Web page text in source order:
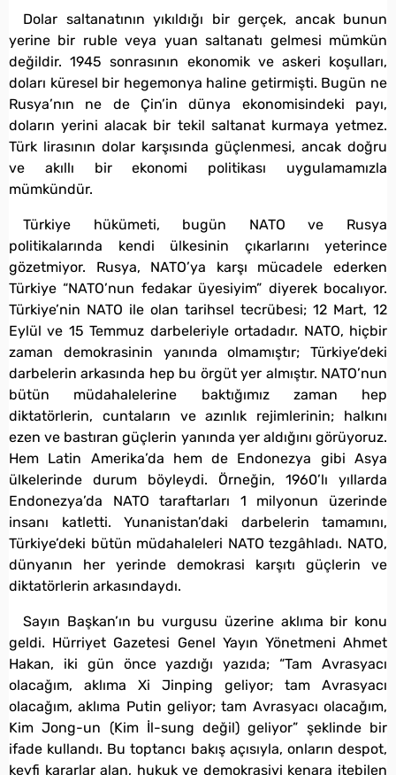
Dolar saltanatının yıkıldığı bir gerçek, ancak bunun
yerine bir ruble veya yuan saltanatı gelmesi mümkün
değildir. 1945 sonrasının ekonomik ve askeri koşulları,
doları küresel bir hegemonya haline getirmişti. Bugün ne
Rusya’nın ne de Çin’in dünya ekonomisindeki payı,
doların yerini alacak bir tekil saltanat kurmaya yetmez.
Türk lirasının dolar karşısında güçlenmesi, ancak doğru
ve akıllı bir ekonomi politikası uygulamamızla
mümkündür.
Türkiye hükümeti, bugün NATO ve Rusya
politikalarında kendi ülkesinin çıkarlarını yeterince
gözetmiyor. Rusya, NATO’ya karşı mücadele ederken
Türkiye “NATO’nun fedakar üyesiyim” diyerek bocalıyor.
Türkiye’nin NATO ile olan tarihsel tecrübesi; 12 Mart, 12
Eylül ve 15 Temmuz darbeleriyle ortadadır. NATO, hiçbir
zaman demokrasinin yanında olmamıştır; Türkiye’deki
darbelerin arkasında hep bu örgüt yer almıştır. NATO’nun
bütün müdahalelerine baktığımız zaman hep
diktatörlerin, cuntaların ve azınlık rejimlerinin; halkını
ezen ve bastıran güçlerin yanında yer aldığını görüyoruz.
Hem Latin Amerika’da hem de Endonezya gibi Asya
ülkelerinde durum böyleydi. Örneğin, 1960’lı yıllarda
Endonezya’da NATO taraftarları 1 milyonun üzerinde
insanı katletti. Yunanistan’daki darbelerin tamamını,
Türkiye’deki bütün müdahaleleri NATO tezgâhladı. NATO,
dünyanın her yerinde demokrasi karşıtı güçlerin ve
diktatörlerin arkasındaydı.
Sayın Başkan’ın bu vurgusu üzerine aklıma bir konu
geldi. Hürriyet Gazetesi Genel Yayın Yönetmeni Ahmet
Hakan, iki gün önce yazdığı yazıda; “Tam Avrasyacı
olacağım, aklıma Xi Jinping geliyor; tam Avrasyacı
olacağım, aklıma Putin geliyor; tam Avrasyacı olacağım,
Kim Jong-un (Kim İl-sung değil) geliyor” şeklinde bir
ifade kullandı. Bu toptancı bakış açısıyla, onların despot,
keyfi kararlar alan, hukuk ve demokrasiyi kenara itebilen